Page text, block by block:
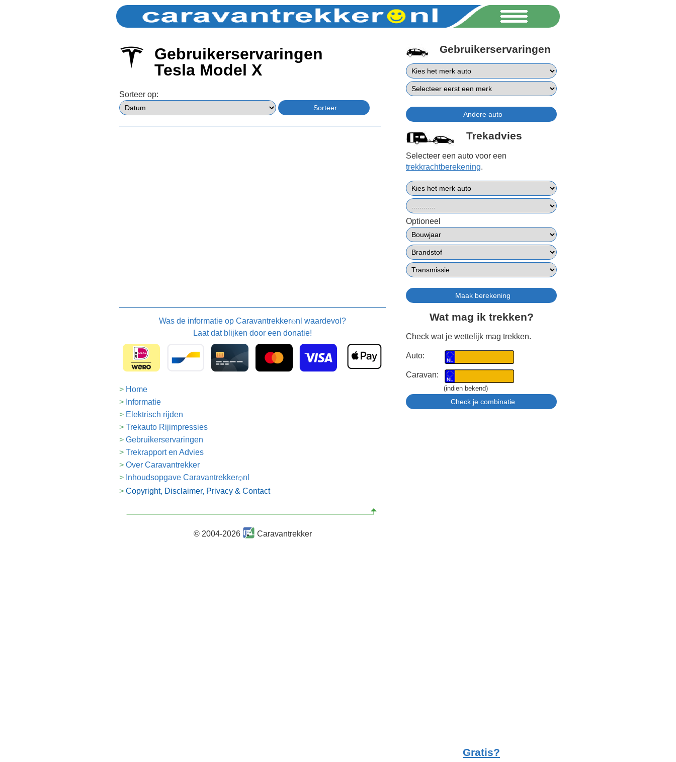
Gebruikerservaringen
Tesla Model X
Sorteer op:
Gebruikerservaringen
Trekadvies
Selecteer een auto voor een
trekkrachtberekening.
Optioneel
Wat mag ik trekken?
Check wat je wettelijk mag trekken.
Auto:
Caravan:
(indien bekend)
Gratis?
Was de informatie op Caravantrekker🙂nl waardevol?
Laat dat blijken door een donatie!
Home
Informatie
Elektrisch rijden
Trekauto Rijimpressies
Gebruikerservaringen
Trekrapport en Advies
Over Caravantrekker
Inhoudsopgave Caravantrekker🙂nl
Copyright, Disclaimer, Privacy & Contact
© 2004-2026 Caravantrekker